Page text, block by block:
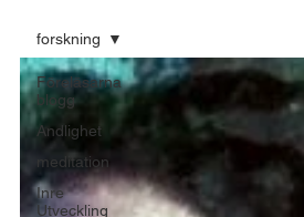
Föreläsarna
blogg
Andlighet
meditation
Inre
Utveckling
forskning